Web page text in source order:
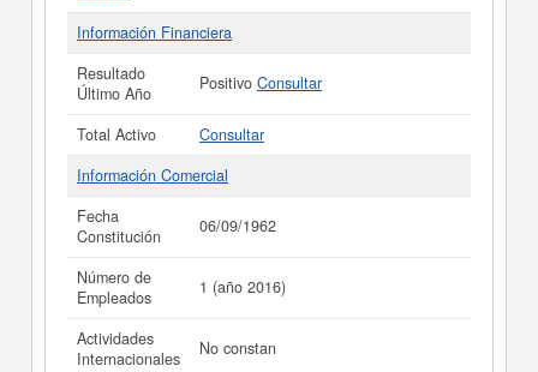
Información Financiera
Resultado
Último Año
Positivo Consultar
Total Activo
Consultar
Información Comercial
Fecha
Constitución
06/09/1962
Número de
Empleados
1 (año 2016)
Actividades
Internacionales
No constan